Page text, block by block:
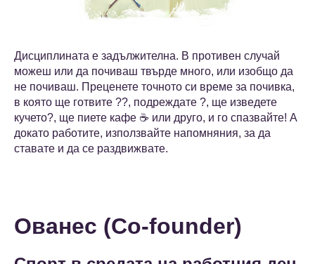
Дисциплината е задължителна. В противен случай
можеш или да почиваш твърде много, или изобщо да
не почиваш. Преценете точното си време за почивка,
в която ще готвите ?‍?, подреждате ?, ще изведете
кучето?, ще пиете кафе ☕ или друго, и го спазвайте! А
докато работите, използвайте напомняния, за да
ставате и да се раздвижвате.
Ованес (Co-founder)